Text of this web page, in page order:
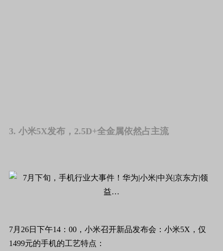
3. 小米5X发布，2.5D+全金属依然占主流
7月26日下午14：00，小米召开新品发布会：小米5X，仅
1499元的手机的工艺特点：